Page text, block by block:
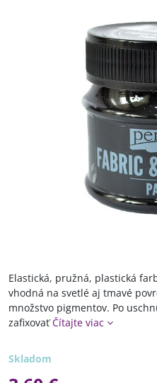
Elastická, pružná, plastická
vhodná na svetlé aj tmavé
množstvo pigmentov. Po
zafixovaťČítajte viac
Skladom